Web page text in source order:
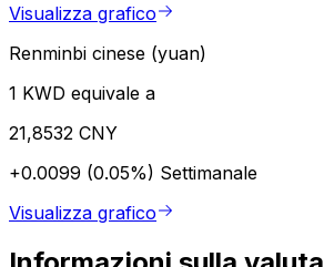
Visualizza grafico
Renminbi cinese (yuan)
1 KWD equivale a
21,8532 CNY
+0.0099 (0.05%) Settimanale
Visualizza grafico